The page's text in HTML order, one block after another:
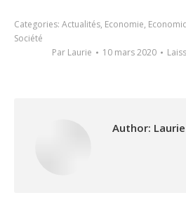
Categories: Actualités, Economie,
Société
Par Laurie 10 mars 2020
Author: Laurie